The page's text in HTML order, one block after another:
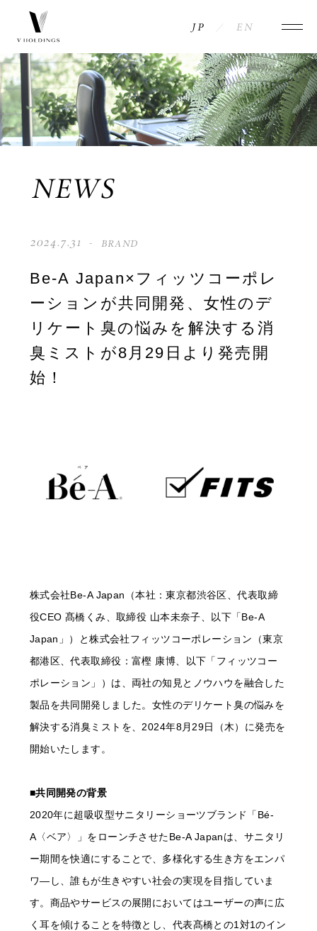
NEWS
MESSAGE
COMPANY
INFORMATION
ACCESS
JP EN
NEWS
2024.7.31 BRAND
Be-A Japan×フィッツコーポレ
ーションが共同開発、女性のデ
リケート臭の悩みを解決する消
臭ミストが8月29日より発売開
始！
株式会社Be-A Japan（本社：東京都渋谷区、代表取締
役CEO 髙橋くみ、取締役 山本未奈子、以下「Be-A
Japan」）と株式会社フィッツコーポレーション（東京
都港区、代表取締役：富樫 康博、以下「フィッツコー
ポレーション」）は、両社の知見とノウハウを融合した
製品を共同開発しました。女性のデリケート臭の悩みを
解決する消臭ミストを、2024年8月29日（木）に発売を
開始いたします。
■共同開発の背景
2020年に超吸収型サニタリーショーツブランド「Bé-
A〈ベア〉」をローンチさせたBe-A Japanは、サニタリ
ー期間を快適にすることで、多様化する生き方をエンパ
ワ―し、誰もが生きやすい社会の実現を目指していま
す。商品やサービスの展開においてはユーザーの声に広
く耳を傾けることを特徴とし、代表髙橋との1対1のイン